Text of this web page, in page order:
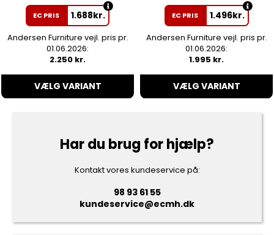
EC PRIS 1.688kr.
Andersen Furniture vejl. pris pr.
01.06.2026:
2.250 kr.
VÆLG VARIANT
EC PRIS 1.496kr.
Andersen Furniture vejl. pris pr.
01.06.2026:
1.995 kr.
VÆLG VARIANT
Har du brug for hjælp?
Kontakt vores kundeservice på:
98 93 61 55
kundeservice@ecmh.dk